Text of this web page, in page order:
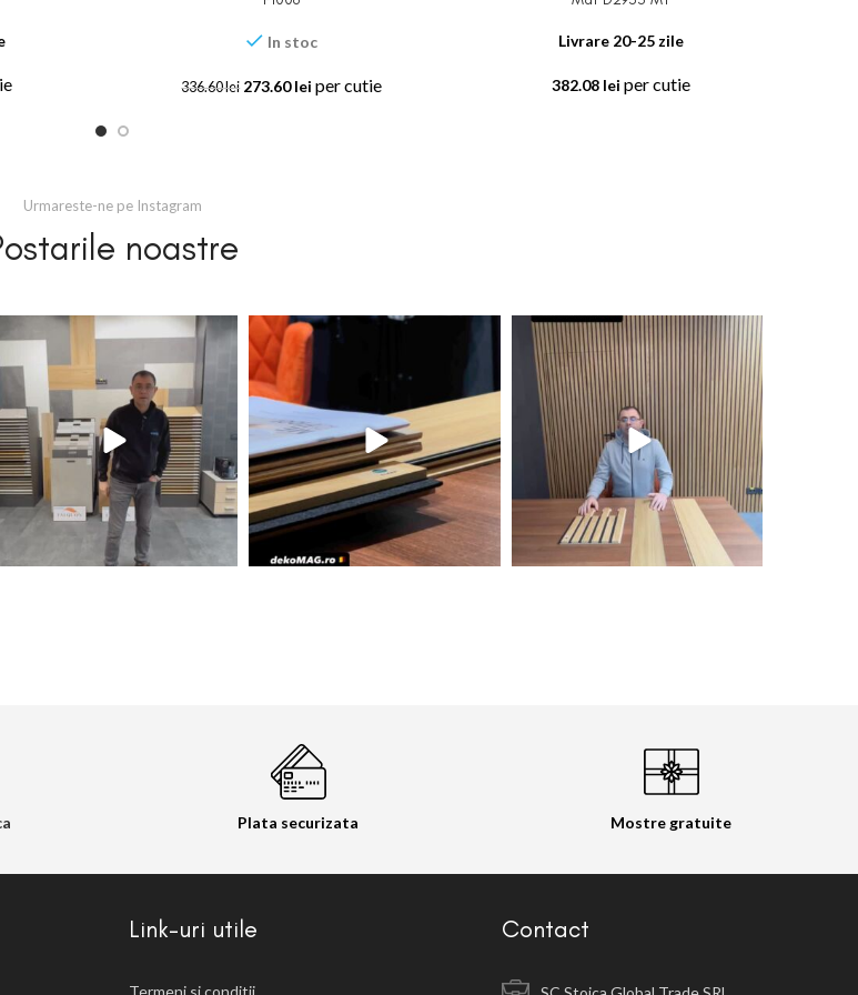
In stoc
336.60lei 273.60lei per cutie
Livrare 20-25 zile
382.08lei per cutie
Urmareste-ne pe Instagram
noastre
Plata securizata Mostre gratuite
Link-uri utile
Termeni si conditii
Contact